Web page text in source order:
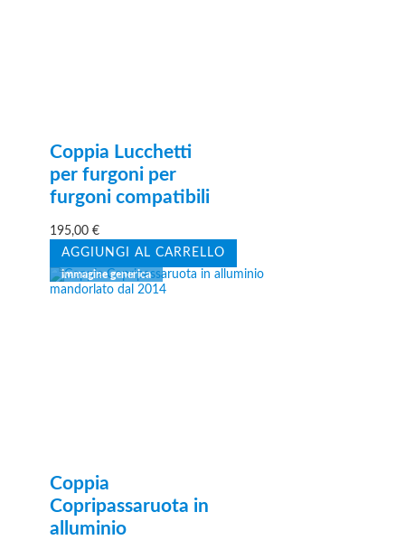
Coppia Lucchetti
per furgoni per
furgoni compatibili
195,00€
AGGIUNGI AL CARRELLO
Coppia
Copripassaruota in
alluminio